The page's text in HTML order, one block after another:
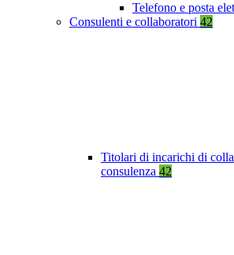
Telefono e posta
Consulenti e collaboratori 42
Titolari di incarichi di
consulenza 42